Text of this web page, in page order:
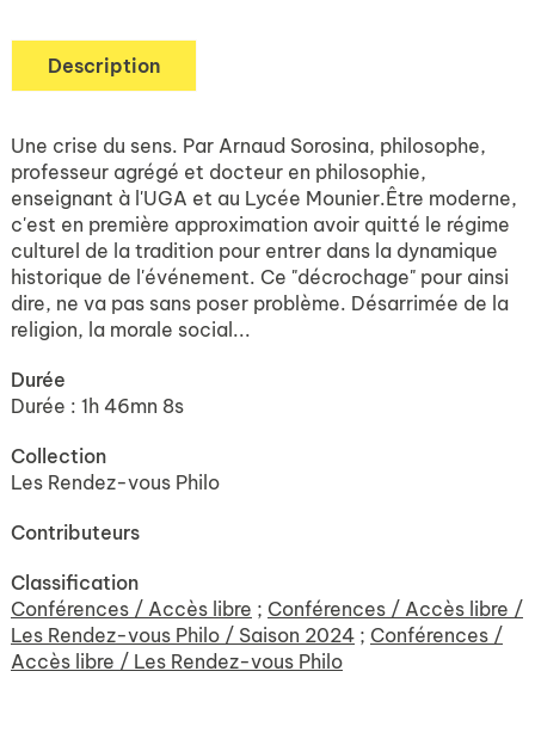
Description
Une crise du sens. Par Arnaud Sorosina, philosophe,
professeur agrégé et docteur en philosophie,
enseignant à l'UGA et au Lycée Mounier.Être moderne,
c'est en première approximation avoir quitté le régime
culturel de la tradition pour entrer dans la dynamique
historique de l'événement. Ce "décrochage" pour ainsi
dire, ne va pas sans poser problème. Désarrimée de la
religion, la morale social...
Durée
Durée : 1h 46mn 8s
Collection
Les Rendez-vous Philo
Contributeurs
Classification
Conférences / Accès libre ; Conférences / Accès libre /
Les Rendez-vous Philo / Saison 2024 ; Conférences /
Accès libre / Les Rendez-vous Philo